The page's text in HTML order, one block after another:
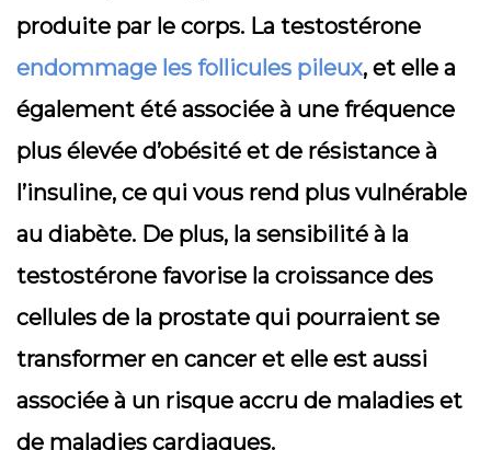
produite par le corps. La testostérone
endommage les follicules pileux, et elle a
également été associée à une fréquence
plus élevée d’obésité et de résistance à
l’insuline, ce qui vous rend plus vulnérable
au diabète. De plus, la sensibilité à la
testostérone favorise la croissance des
cellules de la prostate qui pourraient se
transformer en cancer et elle est aussi
associée à un risque accru de maladies et
de maladies cardiaques.